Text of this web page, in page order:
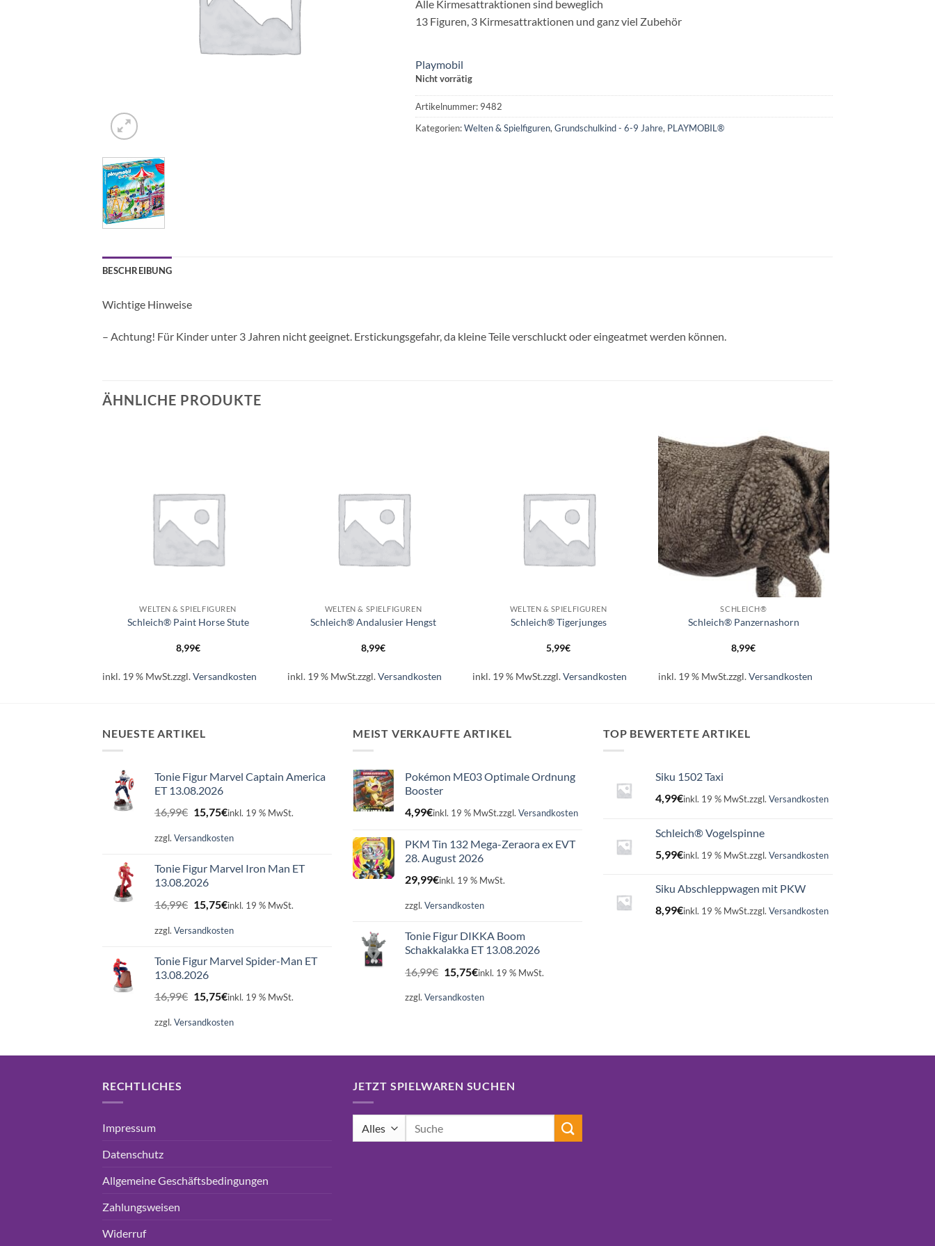
Alle Kirmesattraktionen sind beweglich
13 Figuren, 3 Kirmesattraktionen und ganz viel Zubehör
Playmobil
Nicht vorrätig
Artikelnummer: 9482
Kategorien:Welten & Spielfiguren, Grundschulkind - 6-9 Jahre, PLAYMOBIL®
BESCHREIBUNG
Wichtige Hinweise
– Achtung! Für Kinder unter 3 Jahren nicht geeignet. Erstickungsgefahr, da kleine Teile verschluckt oder eingeatmet werden können.
ÄHNLICHE PRODUKTE
WELTEN & SPIELFIGUREN
Schleich® Paint Horse Stute
8,99€
inkl. 19 % MwSt.zzgl.Versandkosten
WELTEN & SPIELFIGUREN
Schleich® Andalusier Hengst
8,99€
inkl. 19 % MwSt.zzgl.Versandkosten
WELTEN & SPIELFIGUREN
Schleich® Tigerjunges
5,99€
inkl. 19 % MwSt.zzgl.Versandkosten
Auf die
Wunschliste
SCHLEICH®
Schleich® Panzernashorn
8,99€
inkl. 19 % MwSt.zzgl.Versandkosten
NEUESTE ARTIKEL
Tonie Figur Marvel Captain America
ET 13.08.2026
16,99€ Ursprünglicher
Preis
war:
15,75€Aktueller
ist:
inkl. 19 % MwSt.
zzgl. Versandkosten
Tonie Figur Marvel Iron Man ET
13.08.2026
16,99€ Ursprünglicher
Preis
war:
15,75€Aktueller
ist:
inkl. 19 % MwSt.
zzgl. Versandkosten
Tonie Figur Marvel Spider-Man ET
13.08.2026
16,99€ Ursprünglicher
Preis
war:
15,75€Aktueller
ist:
inkl. 19 % MwSt.
zzgl. Versandkosten
MEIST VERKAUFTE ARTIKEL
Pokémon ME03 Optimale Ordnung
Booster
4,99€inkl. 19 % MwSt.zzgl. Versandkosten
PKM Tin 132 Mega-Zeraora ex EVT
28. August 2026
29,99€inkl. 19 % MwSt.
zzgl. Versandkosten
Tonie Figur DIKKA Boom
Schakkalakka ET 13.08.2026
16,99€ Ursprünglicher
Preis
war:
15,75€Aktueller
ist:
inkl. 19 % MwSt.
zzgl. Versandkosten
TOP BEWERTETE ARTIKEL
Siku 1502 Taxi
4,99€inkl. 19 % MwSt.zzgl. Versandkosten
Schleich® Vogelspinne
5,99€inkl. 19 % MwSt.zzgl. Versandkosten
Siku Abschleppwagen mit PKW
8,99€inkl. 19 % MwSt.zzgl. Versandkosten
RECHTLICHES
Impressum
Datenschutz
Allgemeine Geschäftsbedingungen
Zahlungsweisen
Widerruf
JETZT SPIELWAREN SUCHEN